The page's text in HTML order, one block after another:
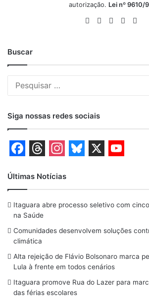
autorização. Lei nº 9610/
WebsiteFacebook
X
Buscar
Siga nossas redes sociais
a
c
e
b
o
o
k
h
r
e
a
d
s
n
s
t
a
r
a
m
u
e
s
y
u
T
u
e
Últimas Notícias
Itaguara abre processo seletivo com
na Saúde
Comunidades desenvolvem soluções
climática
Alta rejeição de Flávio Bolsonaro marca
Lula à frente em todos cenários
Itaguara promove Rua do Lazer para
das férias escolares